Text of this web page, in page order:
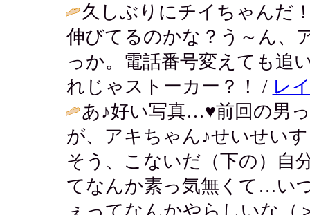
久しぶりにチイちゃんだ
伸びてるのかな？う～ん、
っか。電話番号変えても追
れじゃストーカー？！ / レ
あ♪好い写真…♥前回の男
が、アキちゃん♪せいせい
そう、こないだ（下の）自
てなんか素っ気無くて…い
ぇってなんかやらしいな（